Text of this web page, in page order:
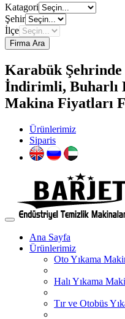
Katagori
Şehir
İlçe
Firma Ara
Karabük Şehrinde
İndirimli, Buharlı
Makina Fiyatları
Ürünlerimiz
Siparis
Ana Sayfa
Ürünlerimiz
Oto Yıkama
Halı Yıkama
Tır ve Otobüs